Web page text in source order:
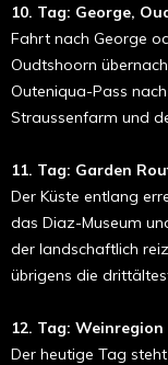
10. Tag: George,
Fahrt nach George
Oudtshoorn
Outeniqua-Pass
Straussenfarm und
11. Tag: Garden
Der Küste entlang
das Diaz-Museum
der landschaftlich
übrigens die
12. Tag: Weinregion
Der heutige Tag